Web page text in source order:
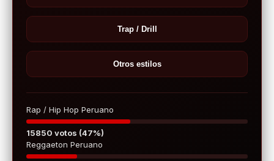
Trap / Drill
Otros estilos
Rap / Hip Hop Peruano
15850 votos (47%)
Reggaeton Peruano